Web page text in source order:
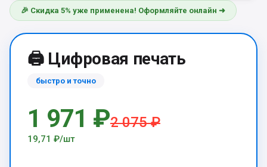
🎉 Скидка 5% уже применена! Оформляйте онлайн ➜
🖨️ Цифровая печать
быстро и точно
1 971 ₽2 075 ₽
19,71 ₽/шт